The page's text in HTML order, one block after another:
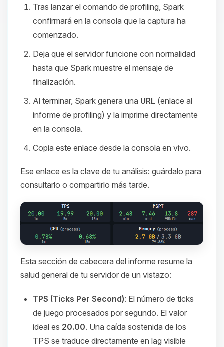
Tras lanzar el comando de profiling, Spark
confirmará en la consola que la captura ha
comenzado.
Deja que el servidor funcione con normalidad
hasta que Spark muestre el mensaje de
finalización.
Al terminar, Spark genera una URL (enlace al
informe de profiling) y la imprime directamente
en la consola.
Copia este enlace desde la consola en vivo.
Ese enlace es la clave de tu análisis: guárdalo para
consultarlo o compartirlo más tarde.
Esta sección de cabecera del informe resume la
salud general de tu servidor de un vistazo:
TPS (Ticks Per Second): El número de ticks
de juego procesados por segundo. El valor
ideal es 20.00. Una caída sostenida de los
TPS se traduce directamente en lag visible